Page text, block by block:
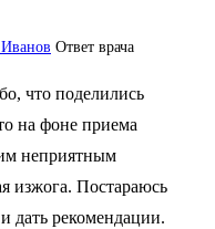
Ответ врача
что поделились
на фоне приема
неприятным
изжога. Постараюсь
дать рекомендации.